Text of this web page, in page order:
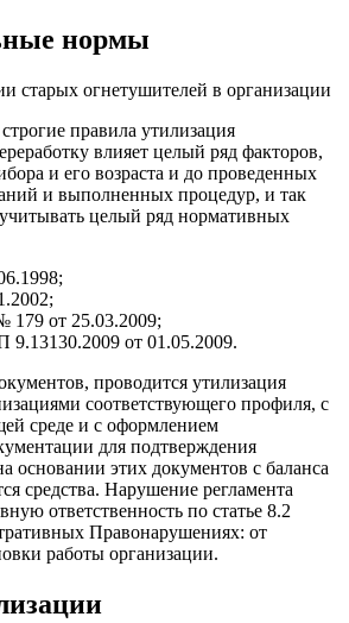
нормы
правила утилизация
влияет целый ряд факторов,
и его возраста и до проведенных
и выполненных процедур, и так
целый ряд нормативных
от 25.03.2009;
9.13130.2009 от 01.05.2009.
проводится утилизация
соответствующего профиля, с
среде и с оформлением
для подтверждения
основании этих документов с баланса
средства. Нарушение регламента
ответственность по статье 8.2
Правонарушениях: от
работы организации.